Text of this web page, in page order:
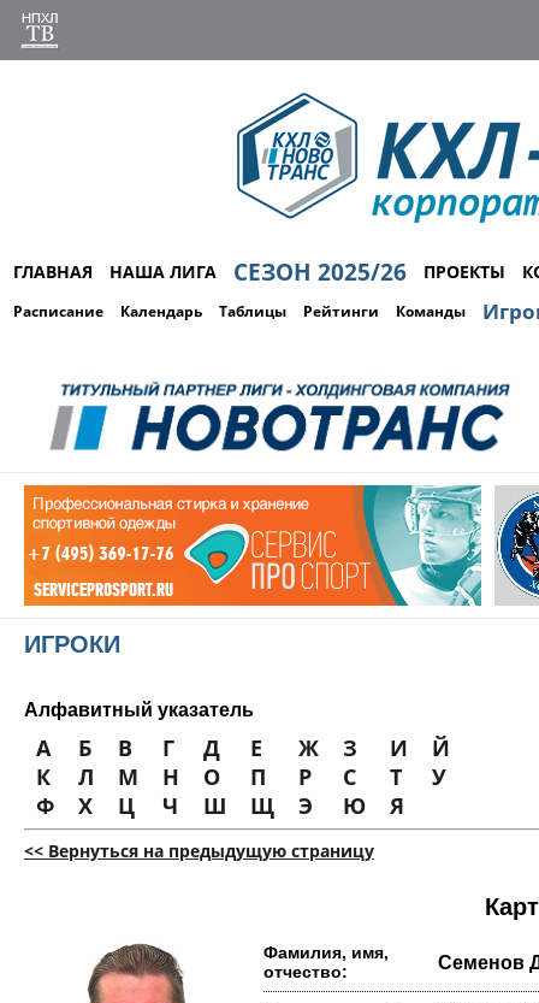
ГЛАВНАЯ НАША ЛИГА СЕЗОН 2025/26 ПРОЕКТЫ
Расписание Календарь Таблицы Рейтинги Команды
ИГРОКИ
Алфавитный указатель
А Б В Г Д Е Ж З И
Й
К
Л М Н О П Р С Т
У
Ф
Х Ц Ч Ш Щ Э Ю Я
<< Вернуться на предыдущую страницу
Фамилия, имя,
отчество:
Семенов